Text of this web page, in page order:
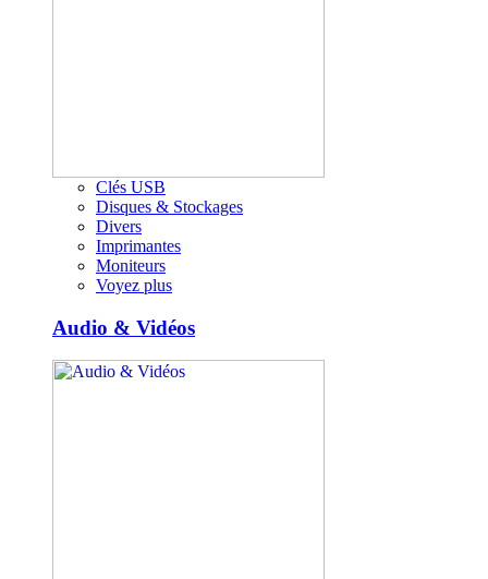
Clés USB
Disques & Stockages
Divers
Imprimantes
Moniteurs
Voyez plus
Audio & Vidéos